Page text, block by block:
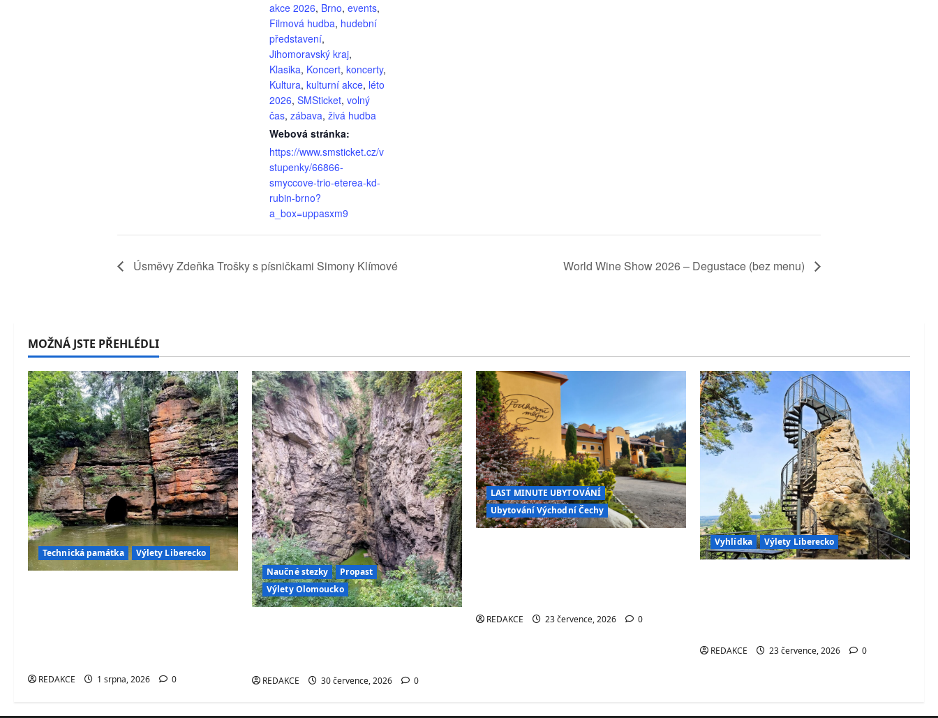
akce 2026, Brno, events,
Filmová hudba, hudební
představení,
Jihomoravský kraj,
Klasika, Koncert, koncerty,
Kultura, kulturní akce, léto
2026, SMSticket, volný
čas, zábava, živá hudba
Webová stránka:
https://www.smsticket.cz/v
stupenky/66866-
smyccove-trio-eterea-kd-
rubin-brno?
a_box=uppasxm9
Úsměvy Zdeňka Trošky s písničkami Simony Klímové World Wine Show 2026 – Degustace (bez menu)
MOŽNÁ JSTE PŘEHLÉDLI
Technická památka Výlety Liberecko
REDAKCE 1 srpna, 2026 0
Naučné stezky
Propast
Výlety Olomoucko
REDAKCE 30 července, 2026 0
LAST MINUTE UBYTOVÁNÍ
Ubytování Východní Čechy
REDAKCE 23 července, 2026 0
Vyhlídka Výlety Liberecko
REDAKCE 23 července, 2026 0